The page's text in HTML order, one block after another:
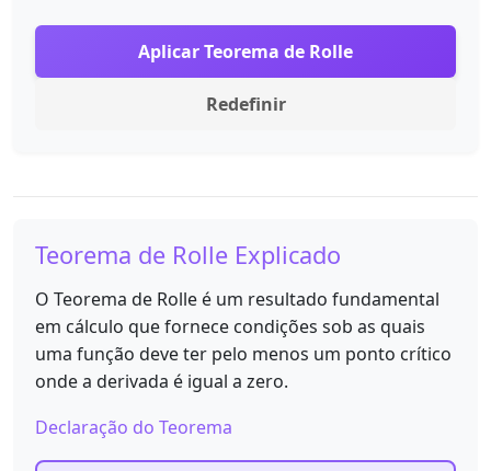
Aplicar Teorema de Rolle
Redefinir
Teorema de Rolle Explicado
O Teorema de Rolle é um resultado fundamental
em cálculo que fornece condições sob as quais
uma função deve ter pelo menos um ponto crítico
onde a derivada é igual a zero.
Declaração do Teorema